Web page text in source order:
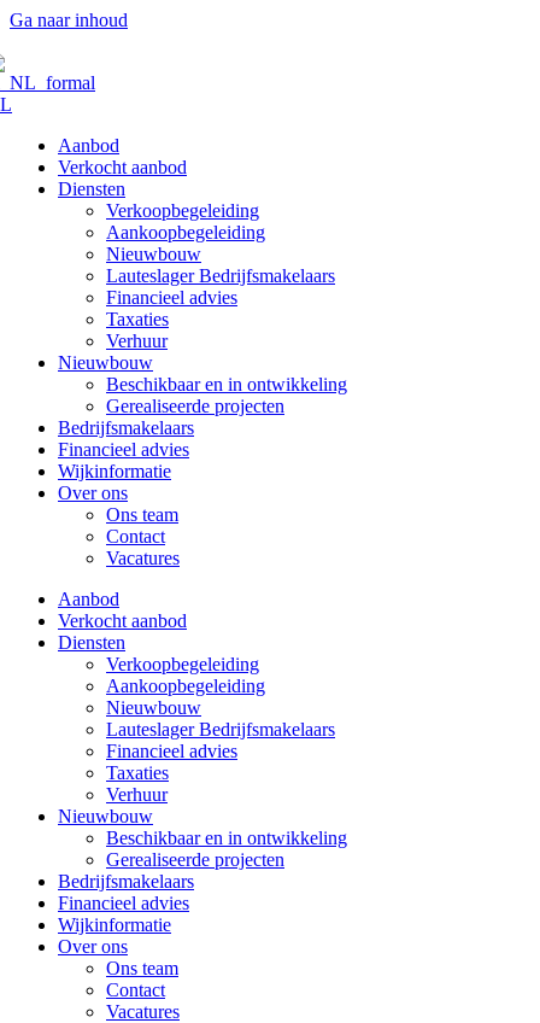
Ga naar inhoud
Aanbod
Verkocht aanbod
Diensten
Verkoopbegeleiding
Aankoopbegeleiding
Nieuwbouw
Lauteslager Bedrijfsmakelaars
Financieel advies
Taxaties
Verhuur
Nieuwbouw
Beschikbaar en in ontwikkeling
Gerealiseerde projecten
Bedrijfsmakelaars
Financieel advies
Wijkinformatie
Over ons
Ons team
Contact
Vacatures
Aanbod
Verkocht aanbod
Diensten
Verkoopbegeleiding
Aankoopbegeleiding
Nieuwbouw
Lauteslager Bedrijfsmakelaars
Financieel advies
Taxaties
Verhuur
Nieuwbouw
Beschikbaar en in ontwikkeling
Gerealiseerde projecten
Bedrijfsmakelaars
Financieel advies
Wijkinformatie
Over ons
Ons team
Contact
Vacatures